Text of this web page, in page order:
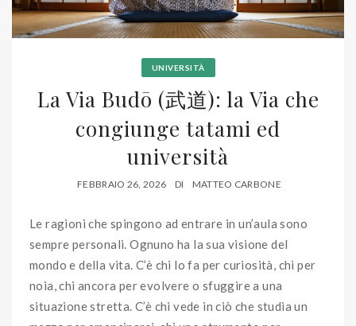
UNIVERSITÀ
La Via Budō (武道): la Via che
congiunge tatami ed
università
FEBBRAIO 26, 2026 DI MATTEO CARBONE
Le ragioni che spingono ad entrare in un’aula sono
sempre personali. Ognuno ha la sua visione del
mondo e della vita. C’è chi lo fa per curiosità, chi per
noia, chi ancora per evolvere o sfuggire a una
situazione stretta. C’è chi vede in ciò che studia un